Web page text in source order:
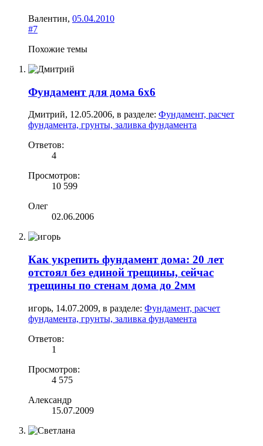
Валентин, 05.04.2010
#7
Похожие темы
Фундамент для дома 6х6
Дмитрий, 12.05.2006, в разделе: Фундамент, расчет
фундамента, грунты, заливка фундамента
Ответов:
4
Просмотров:
10 599
Олег
02.06.2006
Как укрепить фундамент дома: 20 лет
отстоял без единой трещины, сейчас
трещины по стенам дома до 2мм
игорь, 14.07.2009, в разделе: Фундамент, расчет
фундамента, грунты, заливка фундамента
Ответов:
1
Просмотров:
4 575
Александр
15.07.2009